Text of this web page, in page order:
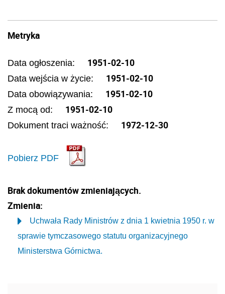
Metryka
Data ogłoszenia: 1951-02-10
Data wejścia w życie: 1951-02-10
Data obowiązywania: 1951-02-10
Z mocą od: 1951-02-10
Dokument traci ważność: 1972-12-30
Pobierz PDF
Brak dokumentów zmieniających.
Zmienia:
Uchwała Rady Ministrów z dnia 1 kwietnia 1950 r. w
sprawie tymczasowego statutu organizacyjnego
Ministerstwa Górnictwa.